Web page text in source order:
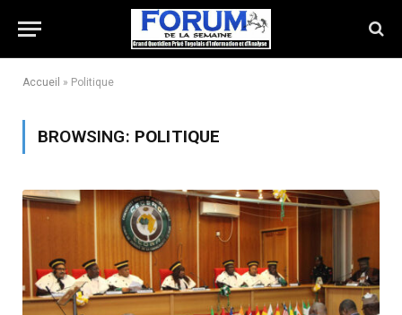
Accueil » Politique
BROWSING: POLITIQUE